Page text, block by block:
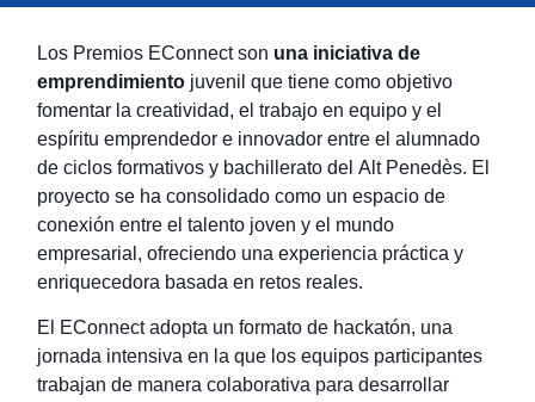
Los Premios EConnect son una iniciativa de
emprendimiento juvenil que tiene como objetivo
fomentar la creatividad, el trabajo en equipo y el
espíritu emprendedor e innovador entre el alumnado
de ciclos formativos y bachillerato del Alt Penedès. El
proyecto se ha consolidado como un espacio de
conexión entre el talento joven y el mundo
empresarial, ofreciendo una experiencia práctica y
enriquecedora basada en retos reales.
El EConnect adopta un formato de hackatón, una
jornada intensiva en la que los equipos participantes
trabajan de manera colaborativa para desarrollar